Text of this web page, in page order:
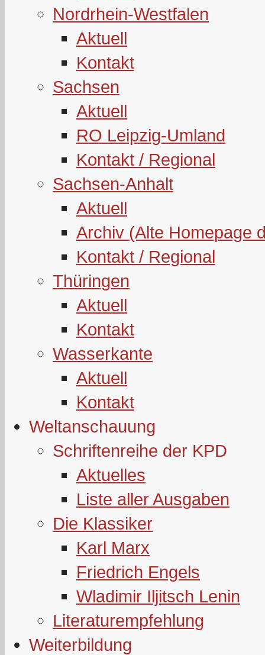
Nordrhein-Westfalen
Aktuell
Kontakt
Sachsen
Aktuell
RO Leipzig-Umland
Kontakt / Regional
Sachsen-Anhalt
Aktuell
Archiv (Alte Homepage
Kontakt / Regional
Thüringen
Aktuell
Kontakt
Wasserkante
Aktuell
Kontakt
Weltanschauung
Schriftenreihe der KPD
Aktuelles
Liste aller Ausgaben
Die Klassiker
Karl Marx
Friedrich Engels
Wladimir Iljitsch Lenin
Literaturempfehlung
Weiterbildung